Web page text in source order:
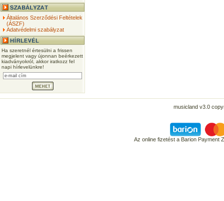
Általános Szerződési Feltételek
(ÁSZF)
Adatvédelmi szabályzat
Ha szeretnél értesülni a frissen
megjelent vagy újonnan beérkezett
kiadványokról, akkor iratkozz fel
napi hírlevelünkre!
musicland v3.0
Az online fizetést a Barion Payment